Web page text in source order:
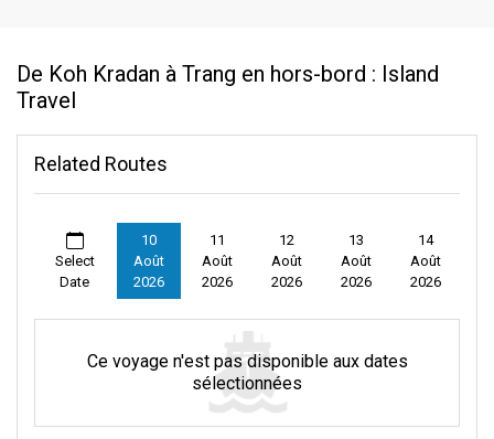
De Koh Kradan à Trang en hors-bord : Island
Travel
Related Routes
Select
Date
10
Août
2026
11
Août
2026
12
Août
2026
13
Août
2026
14
Août
2026
Ce voyage n'est pas disponible aux dates
sélectionnées